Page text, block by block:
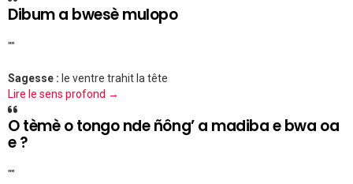
Dibum a bwesè mulopo
""
Sagesse : le ventre trahit la tête
Lire le sens profond →
O tèmè o tongo nde ñông’ a madiba e bwa oa
e ?
""